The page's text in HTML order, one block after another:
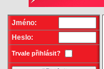
Jméno:
Heslo:
Trvale přihlásit?